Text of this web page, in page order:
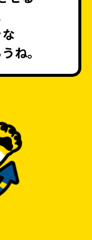
ね。